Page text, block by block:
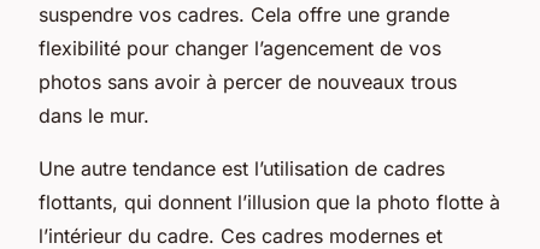
suspendre vos cadres. Cela offre une grande
flexibilité pour changer l’agencement de vos
photos sans avoir à percer de nouveaux trous
dans le mur.
Une autre tendance est l’utilisation de cadres
flottants, qui donnent l’illusion que la photo flotte à
l’intérieur du cadre. Ces cadres modernes et